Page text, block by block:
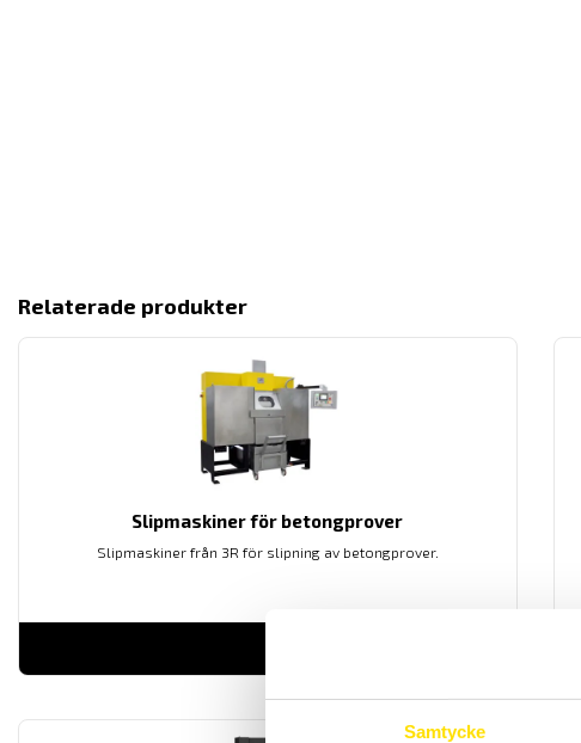
Samtycke
Relaterade produkter
Slipmaskiner för betongprover
Slipmaskiner från 3R för slipning av betongprover.